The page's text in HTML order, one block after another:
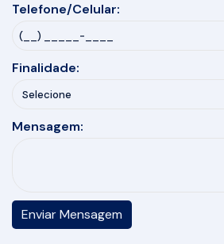
Telefone/Celular:
Finalidade:
Mensagem: